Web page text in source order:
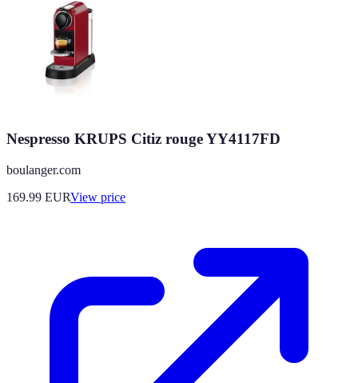
Nespresso KRUPS Citiz rouge YY4117FD
boulanger.com
169.99 EURView price